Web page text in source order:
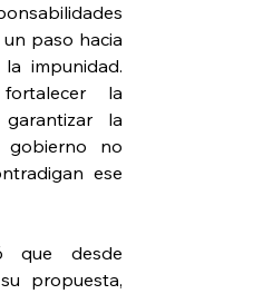
un paso hacia
impunidad.
la
la
no
ese
que desde
propuesta,